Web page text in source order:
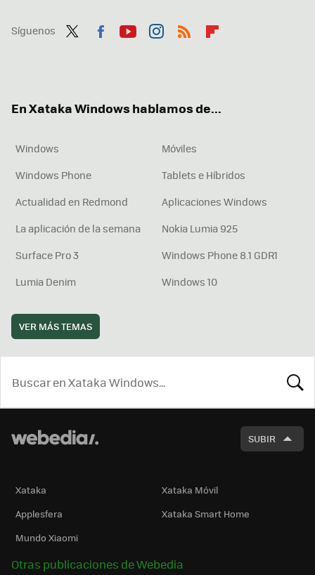
Síguenos
En Xataka Windows hablamos de...
Windows
Móviles
Windows Phone
Tablets e Híbridos
Actualidad en Redmond
Aplicaciones Windows
La aplicación de la semana
Nokia Lumia 925
Surface Pro 3
Windows Phone 8.1 GDR1
Lumia Denim
Windows 10
VER MÁS TEMAS
SUBIR
Xataka
Xataka Móvil
Applesfera
Xataka Smart Home
Mundo Xiaomi
Otras publicaciones de Webedia